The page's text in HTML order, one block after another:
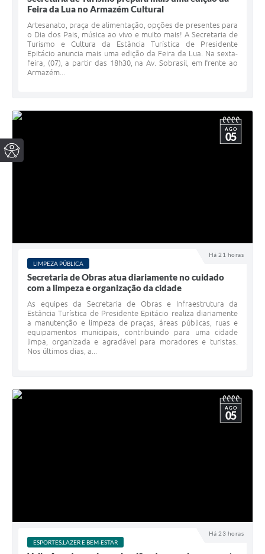
Feira da Lua no Armazém Cultural
Artesanato, praça de alimentação, opções de presentes para
o Dia dos Pais, música ao vivo e muito mais! A Secretaria de
Turismo e Cultura da Estância Turística de Presidente
Epitácio anuncia mais uma edição da Feira da Lua. Na sexta-
feira, (07), a partir das 18h30, na Av. Sobrasil, em frente ao
Armazém...
Há 21 horas
AGO
05
LIMPEZA PÚBLICA
Secretaria de Obras atua diariamente no cuidado
com a limpeza e organização da cidade
As equipes da Secretaria de Obras e Infraestrutura da
Estância Turística de Presidente Epitácio realiza diariamente
a manutenção e limpeza de praças, áreas públicas, ruas e
equipamentos municipais, contribuindo para uma cidade
limpa, organizada e agradável para moradores e turistas.
Nos últimos dias, a...
Há 23 horas
AGO
05
ESPORTES,LAZER E BEM-ESTAR